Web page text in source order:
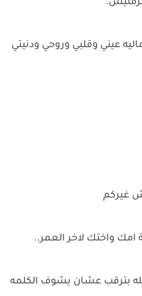
عيني وقلبي وروحي ودنيتي
غيركم
واختك لاخر العمر..
بترقب عشان يشوف الكلمه